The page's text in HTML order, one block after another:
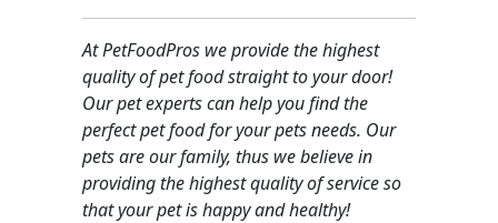
At PetFoodPros we provide the highest
quality of pet food straight to your door!
Our pet experts can help you find the
perfect pet food for your pets needs. Our
pets are our family, thus we believe in
providing the highest quality of service so
that your pet is happy and healthy!